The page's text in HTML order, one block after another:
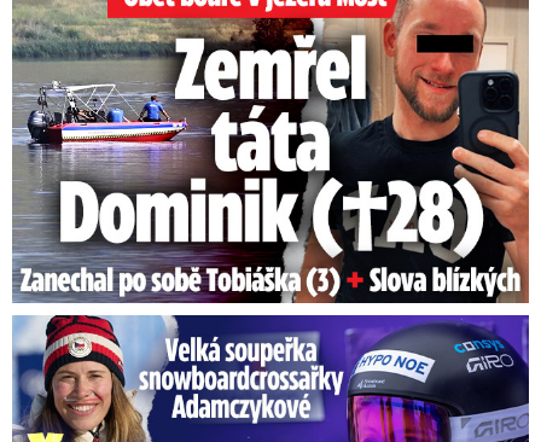
Velká soupeřka Adamczykové: Šokující konec!